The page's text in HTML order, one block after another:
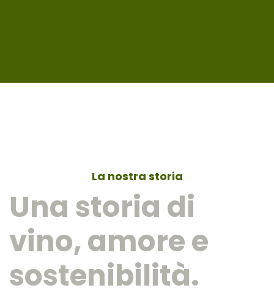
La nostra storia
Una storia di
vino, amore e
sostenibilità.